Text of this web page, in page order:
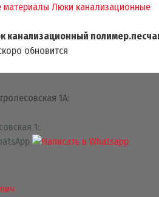
материалы Люки канализационные
канализационный
обновится
1А:
1: